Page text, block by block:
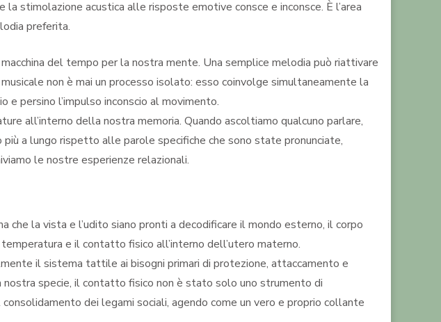
stimolazione acustica alle risposte emotive consce e inconsce. È l’area
preferita.
del tempo per la nostra mente. Una semplice melodia può riattivare
non è mai un processo isolato: esso coinvolge simultaneamente la
persino l’impulso inconscio al movimento.
all’interno della nostra memoria. Quando ascoltiamo qualcuno parlare,
a lungo rispetto alle parole specifiche che sono state pronunciate,
le nostre esperienze relazionali.
la vista e l’udito siano pronti a decodificare il mondo esterno, il corpo
e il contatto fisico all’interno dell’utero materno.
il sistema tattile ai bisogni primari di protezione, attaccamento e
specie, il contatto fisico non è stato solo uno strumento di
dei legami sociali, agendo come un vero e proprio collante